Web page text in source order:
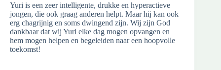
Yuri is een zeer intelligente, drukke en hyperactieve
jongen, die ook graag anderen helpt. Maar hij kan ook
erg chagrijnig en soms dwingend zijn. Wij zijn God
dankbaar dat wij Yuri elke dag mogen opvangen en
hem mogen helpen en begeleiden naar een hoopvolle
toekomst!